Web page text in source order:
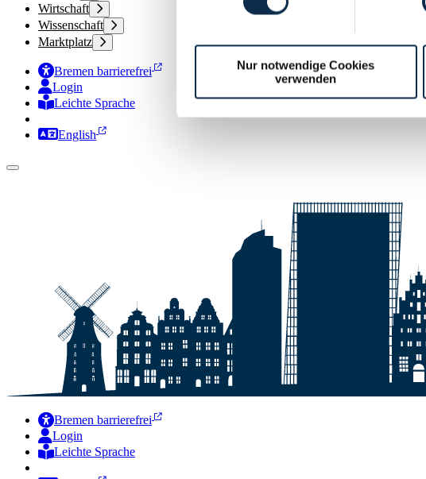
Nur notwendige Cookies
verwenden
Wirtschaft
Wissenschaft
Marktplatz
Bremen barrierefrei
Login
Leichte Sprache
Zur Deutschen Gebärdensprache
English
Bremen barrierefrei
Login
Leichte Sprache